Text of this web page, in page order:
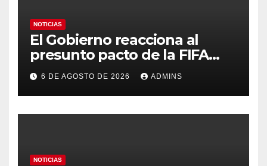
NOTICIAS
El Gobierno reacciona al
presunto pacto de la FIFA
con Marruecos para acoger la
final del Mundial 2030:
«Tiene que ser en España»
6 DE AGOSTO DE 2026 ADMINS
NOTICIAS